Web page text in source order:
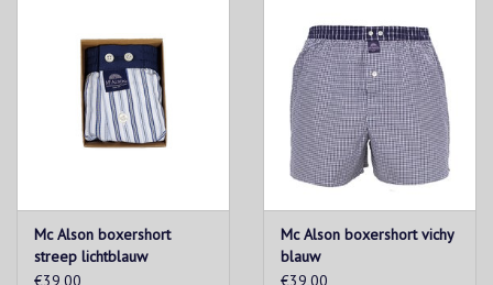
Mc Alson boxershort
streep lichtblauw
€39,00
Mc Alson boxershort vichy
blauw
€39,00